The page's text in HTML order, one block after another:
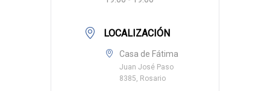
LOCALIZACIÓN
Casa de Fátima
Juan José Paso
8385, Rosario